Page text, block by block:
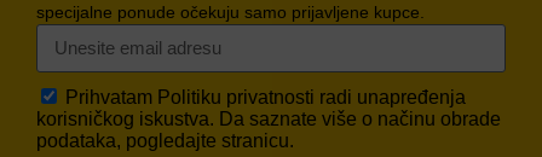
specijalne ponude očekuju samo prijavljene kupce.
Prihvatam Politiku privatnosti radi unapređenja
korisničkog iskustva. Da saznate više o načinu obrade
podataka, pogledajte stranicu.